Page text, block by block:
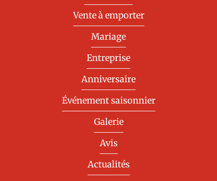
Vente à emporter
Mariage
Entreprise
Anniversaire
Événement saisonnier
Galerie
Avis
Actualités